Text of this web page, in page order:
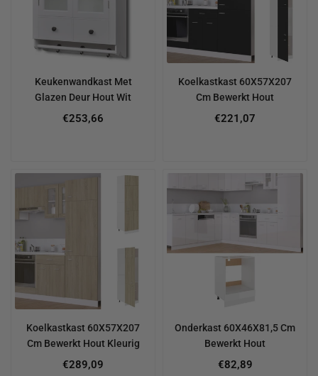
Keukenwandkast Met
Glazen Deur Hout Wit
Regular
€253,66
Koelkastkast 60X57X207
Cm Bewerkt Hout
€221,07
Koelkastkast 60X57X207
Cm Bewerkt Hout Kleurig
Regular
€289,09
Onderkast 60X46X81,5 Cm
Bewerkt Hout
Regular
€82,89